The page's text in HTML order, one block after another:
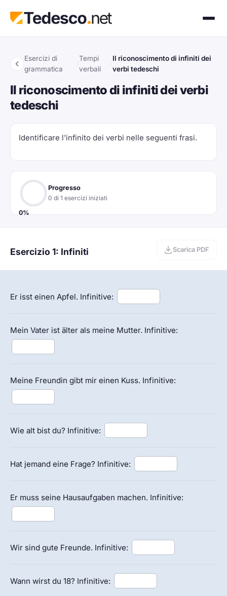
Esercizi di
grammatica
Tempi
verbali
Il riconoscimento di infiniti dei
verbi tedeschi
Il riconoscimento di infiniti dei verbi
tedeschi
Identificare l'infinito dei verbi nelle seguenti frasi.
0%
Progresso
0 di 1 esercizi iniziati
Esercizio 1: Infiniti Scarica PDF
Er isst einen Apfel. Infinitive:
Mein Vater ist älter als meine Mutter. Infinitive:
Meine Freundin gibt mir einen Kuss. Infinitive:
Wie alt bist du? Infinitive:
Hat jemand eine Frage? Infinitive:
Er muss seine Hausaufgaben machen. Infinitive:
Wir sind gute Freunde. Infinitive:
Wann wirst du 18? Infinitive: